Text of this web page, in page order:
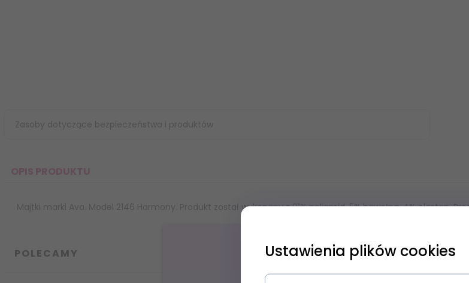
Zasoby dotyczące bezpieczeństwa i produktów
OPIS PRODUKTU
Majtki marki Ava. Model 2146 Harmony. Produkt został wykonany z 91% poliamid, 5% bawełna, 4% elastan.
POLECAMY Ustawienia plików cookies
Zapisz się NA newsletter i odbierz